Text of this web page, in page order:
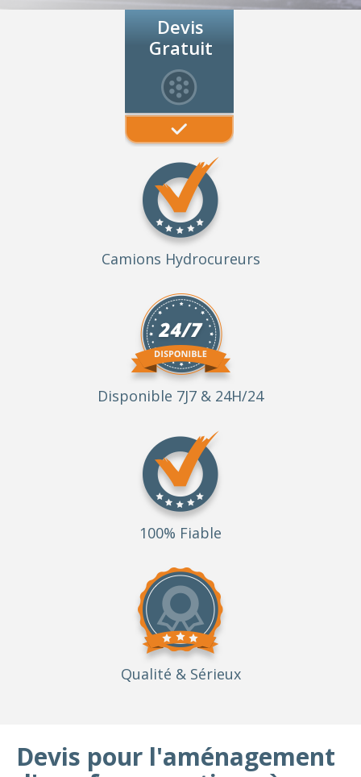
Devis
Gratuit
Camions Hydrocureurs
Disponible 7J7 & 24H/24
100% Fiable
Qualité & Sérieux
Devis pour l'aménagement